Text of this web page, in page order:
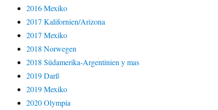
2016 Mexiko
2017 Kalifornien/Arizona
2017 Mexiko
2018 Norwegen
2018 Südamerika-Argentinien y mas
2019 Darß
2019 Mexiko
2020 Olympia